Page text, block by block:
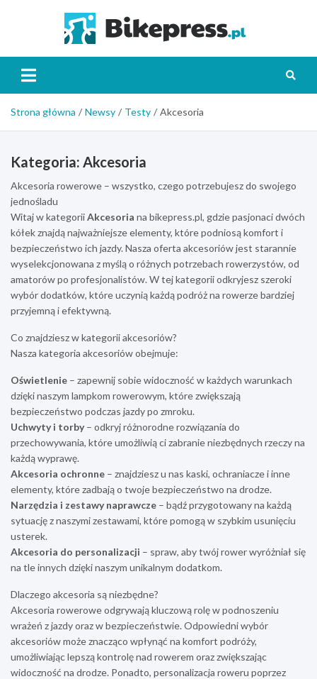
Strona główna Newsy Testy Akcesoria
Kategoria: Akcesoria
Akcesoria rowerowe – wszystko, czego potrzebujesz do swojego
jednośladu
Witaj w kategoriiAkcesoria na bikepress.pl, gdzie pasjonaci dwóch
kółek znajdą najważniejsze elementy, które podniosą komfort i
bezpieczeństwo ich jazdy. Nasza oferta akcesoriów jest starannie
wyselekcjonowana z myślą o różnych potrzebach rowerzystów, od
amatorów po profesjonalistów. W tej kategorii odkryjesz szeroki
wybór dodatków, które uczynią każdą podróż na rowerze bardziej
przyjemną i efektywną.
Co znajdziesz w kategorii akcesoriów?
Nasza kategoria akcesoriów obejmuje:
Oświetlenie – zapewnij sobie widoczność w każdych warunkach
dzięki naszym lampkom rowerowym, które zwiększają
bezpieczeństwo podczas jazdy po zmroku.
Uchwyty i torby– odkryj różnorodne rozwiązania do
przechowywania, które umożliwią ci zabranie niezbędnych rzeczy na
każdą wyprawę.
Akcesoria ochronne – znajdziesz u nas kaski, ochraniacze i inne
elementy, które zadbają o twoje bezpieczeństwo na drodze.
Narzędzia i zestawy naprawcze – bądź przygotowany na każdą
sytuację z naszymi zestawami, które pomogą w szybkim usunięciu
usterek.
Akcesoria do personalizacji – spraw, aby twój rower wyróżniał się
na tle innych dzięki naszym unikalnym dodatkom.
Dlaczego akcesoria są niezbędne?
Akcesoria rowerowe odgrywają kluczową rolę w podnoszeniu
wrażeń z jazdy oraz w bezpieczeństwie. Odpowiedni wybór
akcesoriów może znacząco wpłynąć na komfort podróży,
umożliwiając lepszą kontrolę nad rowerem oraz zwiększając
widoczność na drodze. Ponadto, personalizacja roweru poprzez